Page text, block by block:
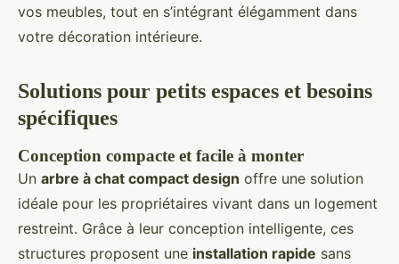
vos meubles, tout en s’intégrant élégamment dans
votre décoration intérieure.
Solutions pour petits espaces et besoins
spécifiques
Conception compacte et facile à monter
Un arbre à chat compact design offre une solution
idéale pour les propriétaires vivant dans un logement
restreint. Grâce à leur conception intelligente, ces
structures proposent une installation rapide sans